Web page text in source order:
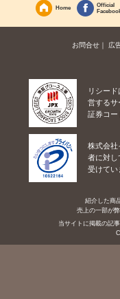
Home
Official
お問合せ 広
リシー
営するサ
証券コー
株式会社
者に対し
受けてい
紹介した商
売上の一部が
当サイトに掲載の記